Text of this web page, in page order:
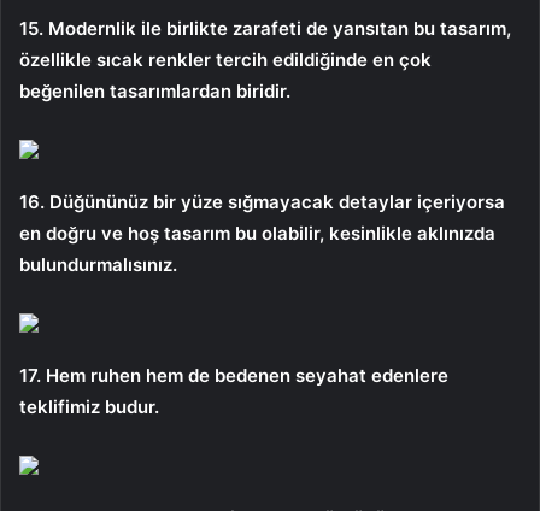
15. Modernlik ile birlikte zarafeti de yansıtan bu tasarım,
özellikle sıcak renkler tercih edildiğinde en çok
beğenilen tasarımlardan biridir.
16. Düğününüz bir yüze sığmayacak detaylar içeriyorsa
en doğru ve hoş tasarım bu olabilir, kesinlikle aklınızda
bulundurmalısınız.
17. Hem ruhen hem de bedenen seyahat edenlere
teklifimiz budur.